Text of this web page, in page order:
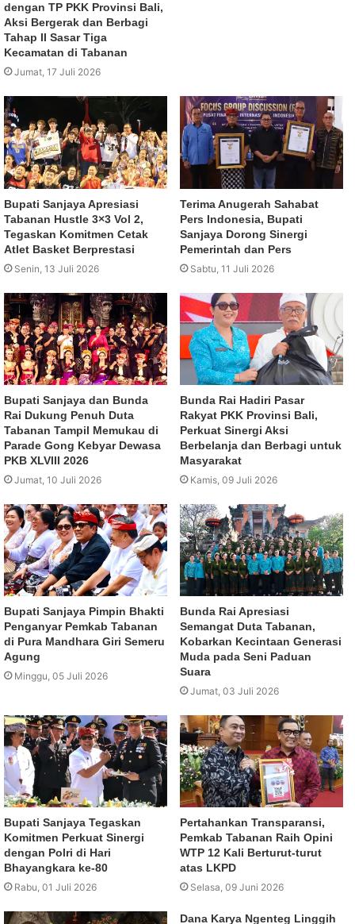
dengan TP PKK Provinsi Bali,
Aksi Bergerak dan Berbagi
Tahap II Sasar Tiga
Kecamatan di Tabanan
Jumat, 17 Juli 2026
Bupati Sanjaya Apresiasi
Tabanan Hustle 3×3 Vol 2,
Tegaskan Komitmen Cetak
Atlet Basket Berprestasi
Senin, 13 Juli 2026
Terima Anugerah Sahabat
Pers Indonesia, Bupati
Sanjaya Dorong Sinergi
Pemerintah dan Pers
Sabtu, 11 Juli 2026
Bupati Sanjaya dan Bunda
Rai Dukung Penuh Duta
Tabanan Tampil Memukau di
Parade Gong Kebyar Dewasa
PKB XLVIII 2026
Jumat, 10 Juli 2026
Bunda Rai Hadiri Pasar
Rakyat PKK Provinsi Bali,
Perkuat Sinergi Aksi
Berbelanja dan Berbagi untuk
Masyarakat
Kamis, 09 Juli 2026
Bupati Sanjaya Pimpin Bhakti
Penganyar Pemkab Tabanan
di Pura Mandhara Giri Semeru
Agung
Minggu, 05 Juli 2026
Bunda Rai Apresiasi
Semangat Duta Tabanan,
Kobarkan Kecintaan Generasi
Muda pada Seni Paduan
Suara
Jumat, 03 Juli 2026
Bupati Sanjaya Tegaskan
Komitmen Perkuat Sinergi
dengan Polri di Hari
Bhayangkara ke-80
Rabu, 01 Juli 2026
Pertahankan Transparansi,
Pemkab Tabanan Raih Opini
WTP 12 Kali Berturut-turut
atas LKPD
Selasa, 09 Juni 2026
Dana Karya Ngenteg Linggih